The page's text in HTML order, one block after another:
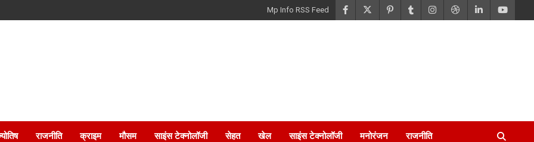
Mp Info RSS Feed
राजनीति क्राइम मौसम साइंस टेक्नोलॉजी सेहत खेल साइंस टेक्नोलॉजी मनोरंजन राजनीति